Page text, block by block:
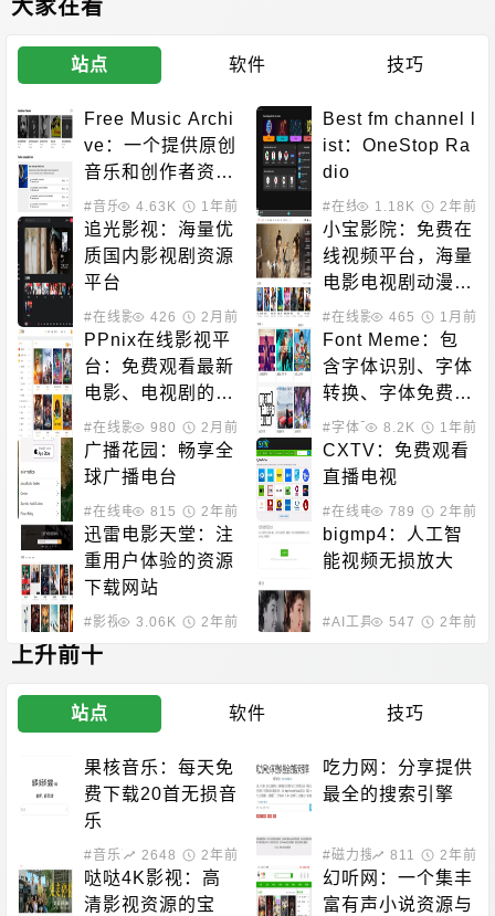
大家在看
站点 软件 技巧
Free Music Archi
ve：一个提供原创
音乐和创作者资源
的平台
#音乐下载 #素材模板
4.63K 1年前
Best fm channel l
ist：OneStop Ra
dio
#在线电台1.18K 2年前
追光影视：海量优
质国内影视剧资源
平台
#在线影音 426 2月前
小宝影院：免费在
线视频平台，海量
电影电视剧动漫随
时看
#在线影音465 1月前
PPnix在线影视平
台：免费观看最新
电影、电视剧的站
点
#在线影音 980 2月前
Font Meme：包
含字体识别、字体
转换、字体免费下
载的站点
#字体下载8.2K 1年前
广播花园：畅享全
球广播电台
#在线电台 815 2年前
CXTV：免费观看
直播电视
#在线电台 #直播平台
789 2年前
迅雷电影天堂：注
重用户体验的资源
下载网站
#影视下载3.06K 2年前
bigmp4：人工智
能视频无损放大
#AI工具 547 2年前
上升前十
站点 软件 技巧
果核音乐：每天免
费下载20首无损音
乐
#音乐下载2648 2年前
吃力网：分享提供
最全的搜索引擎
#磁力搜索 811 2年前
哒哒4K影视：高
清影视资源的宝
幻听网：一个集丰
富有声小说资源与